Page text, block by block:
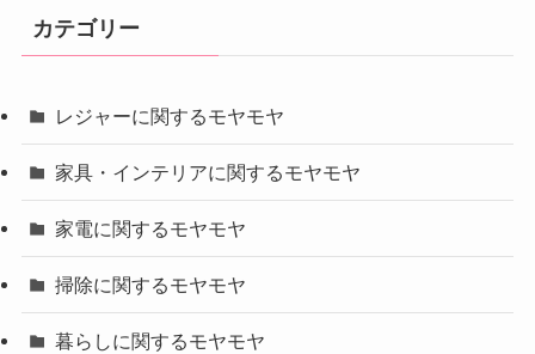
カテゴリー
レジャーに関するモヤモヤ
家具・インテリアに関するモヤモヤ
家電に関するモヤモヤ
掃除に関するモヤモヤ
暮らしに関するモヤモヤ